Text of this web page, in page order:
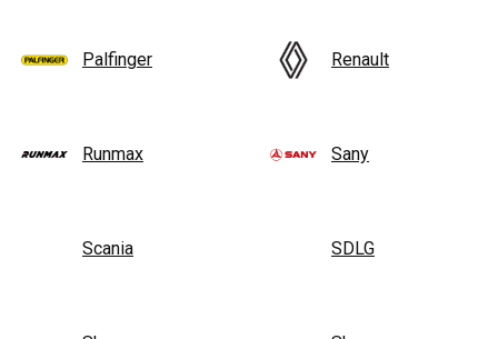
Palfinger Renault
Runmax Sany
Scania SDLG